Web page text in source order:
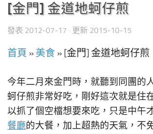
[金門] 金道地蚵仔煎
發表 2012-07-17 · 更新 2015-10-15
首頁 » 美食 » [金門] 金道地蚵仔煎
今年二月來金門時，就聽到同團的
蚵仔煎非常好吃，剛好這次就是住
以抓了個空檔想要來吃，只是中午
餐廳的大餐，加上超熱的天氣，不